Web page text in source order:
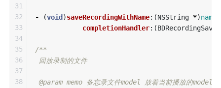
31
32
33
34
35
36
37
38
- (void )saveRecordingWithName:(NSString *)name
completionHandler:(
/**
回放录制的文件
@param memo 备忘录文件model 放着当前播放的model